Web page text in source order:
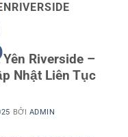
Riverside –
Nhật Liên Tục
BỞI ADMIN